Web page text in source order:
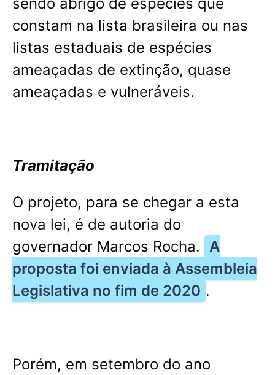
constam na lista brasileira ou nas
listas estaduais de espécies
ameaçadas de extinção, quase
ameaçadas e vulneráveis.
Tramitação
O projeto, para se chegar a esta
nova lei, é de autoria do
governador Marcos Rocha.
A
proposta foi enviada à Assembleia
Legislativa no fim de 2020 .
Porém, em setembro do ano